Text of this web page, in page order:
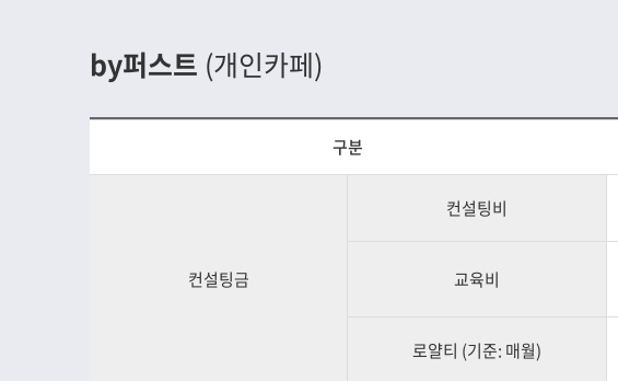
by퍼스트 (개인카페)
구분
컨설팅금
컨설팅비
교육비
로얄티 (기준: 매월)